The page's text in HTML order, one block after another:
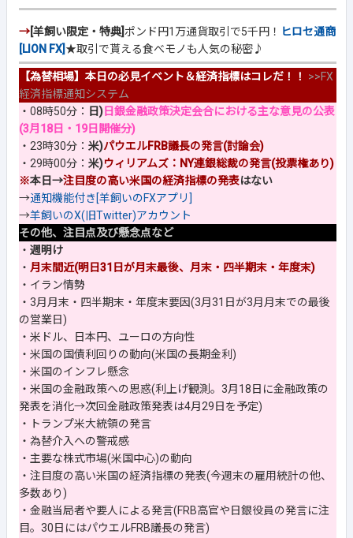
→[羊飼い限定・特典]ポンド円1万通貨取引で5千円！ ヒロセ通商
[LION FX] ★取引で貰える食べモノも人気の秘密♪
【為替相場】本日の必見イベント＆経済指標はコレだ！！ >>FX
経済指標通知システム
・08時50分：
日) 日銀金融政策決定会合における主な意見の公表
(3月18日・19日開催分)
・23時30分： 米)パウエルFRB議長の発言(討論会)
・29時00分： 米)ウィリアムズ：NY連銀総裁の発言(投票権あり)
※本日→注目度の高い米国の経済指標の発表はない
→通知機能付き[羊飼いのFXアプリ]
→羊飼いのX(旧Twitter)アカウント
その他、注目点及び懸念点など
・ 週明け
・ 月末間近(明日31日が月末最後、月末・四半期末・年度末)
・イラン情勢
・3月月末・四半期末・年度末要因(3月31日が3月月末での最後
の営業日)
・米ドル、日本円、ユーロの方向性
・米国の国債利回りの動向(米国の長期金利)
・米国のインフレ懸念
・米国の金融政策への思惑(利上げ観測。3月18日に金融政策の
発表を消化→次回金融政策発表は4月29日を予定)
・トランプ米大統領の発言
・為替介入への警戒感
・主要な株式市場(米国中心)の動向
・注目度の高い米国の経済指標の発表(今週末の雇用統計の他、
多数あり)
・金融当局者や要人による発言(FRB高官や日銀役員の発言に注
目。30日にはパウエルFRB議長の発言)